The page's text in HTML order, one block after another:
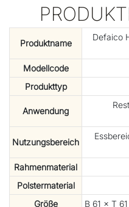
Produktname
Defaico
Modellcode
Produkttyp
Anwendung
Nutzungsbereich
Rahmenmaterial
Polstermaterial
Größe
B 61 × T